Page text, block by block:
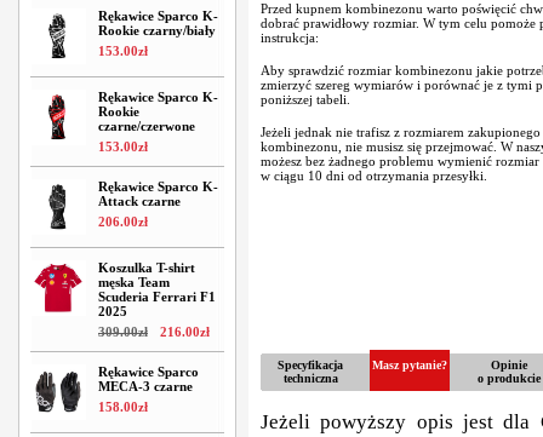
Rękawice Sparco K-
Rookie czarny/biały
153.00zł
Rękawice Sparco K-
Rookie
czarne/czerwone
153.00zł
Rękawice Sparco K-
Attack czarne
206.00zł
Koszulka T-shirt
męska Team
Scuderia Ferrari F1
2025
309.00zł 216.00zł
Rękawice Sparco
MECA-3 czarne
158.00zł
Przed kupnem kombinezonu warto poświęcić
dobrać prawidłowy rozmiar. W tym celu pomoże
instrukcja:
Aby sprawdzić rozmiar kombinezonu jakie
zmierzyć szereg wymiarów i porównać je z tymi
poniższej tabeli.
Jeżeli jednak nie trafisz z rozmiarem zakupionego
kombinezonu, nie musisz się przejmować. W
możesz bez żadnego problemu wymienić
w ciągu 10 dni od otrzymania przesyłki.
Specyfikacja
techniczna
Masz pytanie?
Opinie
o produkcie
Jeżeli powyższy opis jest dla